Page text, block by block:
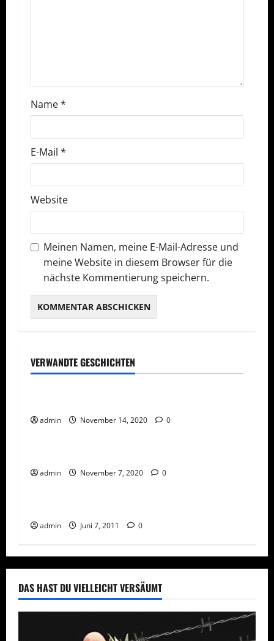
g
a
t
i
o
n
Name*
E-Mail *
Website
Meinen Namen, meine E-Mail-Adresse und
meine Website in diesem Browser für die
nächste Kommentierung speichern.
VERWANDTE GESCHICHTEN
Gesellschaft/Politik NACHRICHTEN
admin November 14, 2020 0
Gesellschaft/Politik NACHRICHTEN
admin November 7, 2020 0
Rechtliches
admin Juni 7, 2011 0
DAS HAST DU VIELLEICHT VERSÄUMT